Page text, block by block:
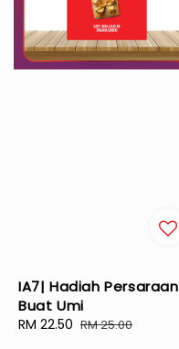
IA7| Hadiah Persaraan
Buat Umi
Sale
RM 22.50 Regular
RM 25.00